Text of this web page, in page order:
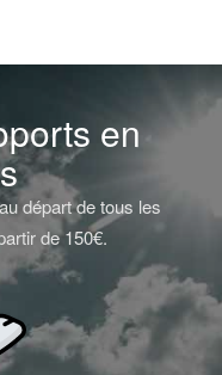
en
départ de tous les
de 150€.